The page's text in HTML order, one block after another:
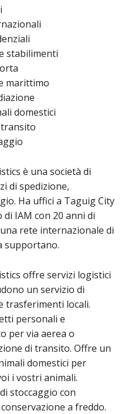
stabilimenti
marittimo
domestici
è una società di
di spedizione,
Ha uffici a Taguig City
di IAM con 20 anni di
rete internazionale di
supportano.
offre servizi logistici
un servizio di
trasferimenti locali.
personali e
per via aerea o
di transito. Offre un
domestici per
i vostri animali.
stoccaggio con
a freddo.